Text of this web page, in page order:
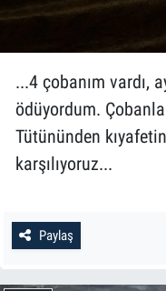
...4 çobanım vardı,
ödüyordum.
Tütününden
karşılıyoruz...
Paylaş